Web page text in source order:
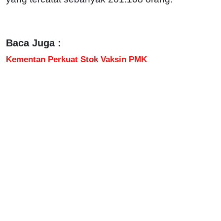
Baca Juga :
Kementan Perkuat Stok Vaksin PMK